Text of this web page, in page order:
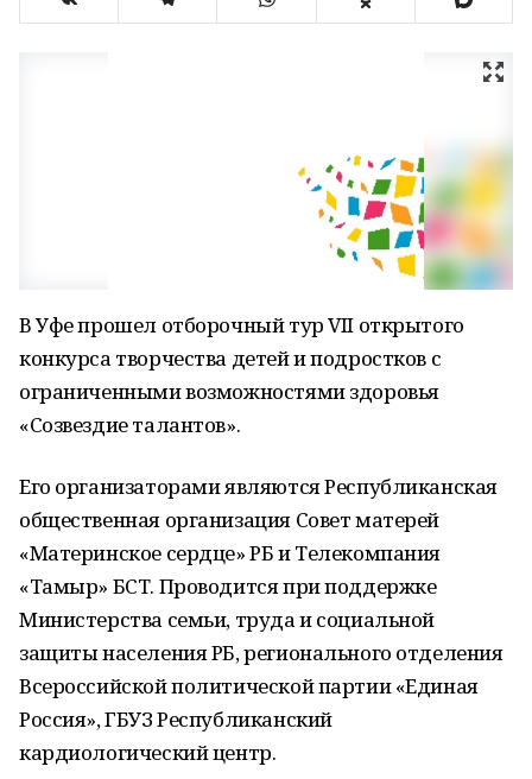
В Уфе прошел отборочный тур VII открытого
конкурса творчества детей и подростков с
ограниченными возможностями здоровья
«Созвездие талантов».
Его организаторами являются Республиканская
общественная организация Совет матерей
«Материнское сердце» РБ и Телекомпания
«Тамыр» БСТ. Проводится при поддержке
Министерства семьи, труда и социальной
защиты населения РБ, регионального отделения
Всероссийской политической партии «Единая
Россия», ГБУЗ Республиканский
кардиологический центр.